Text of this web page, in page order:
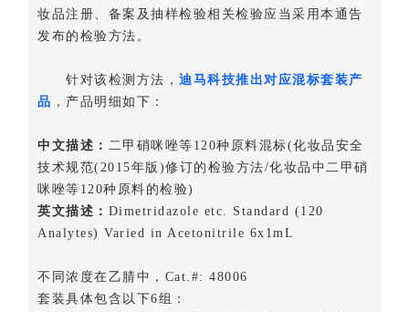
妆品注册、备案及抽样检验相关检验应当采用本通告
发布的检验方法。
针对该检测方法，迪马科技推出对应混标套装产
品 ，产品明细如下：
中文描述： 二甲硝咪唑等120种原料混标(化妆品安全
技术规范(2015年版)修订的检验方法/化妆品中二甲硝
咪唑等120种原料的检验)
英文描述： Dimetridazole etc. Standard (120
Analytes) Varied in Acetonitrile 6x1mL
不同浓度在乙腈中，Cat.#: 48006
套装具体包含以下6组：